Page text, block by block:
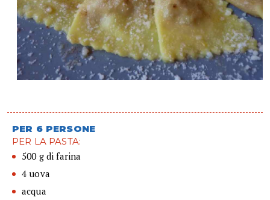
PER 6 PERSONE
PER LA PASTA:
500 g di farina
4 uova
acqua